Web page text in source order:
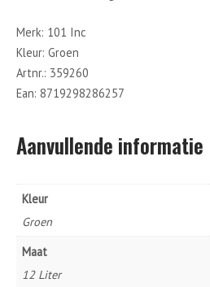
Merk: 101 Inc
Kleur: Groen
Artnr.: 359260
Ean: 8719298286257
Aanvullende informatie
Kleur
Groen
Maat
12 Liter